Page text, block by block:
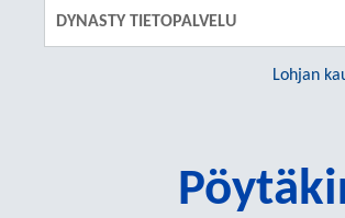
DYNASTY TIETOPALVELU
Lohjan